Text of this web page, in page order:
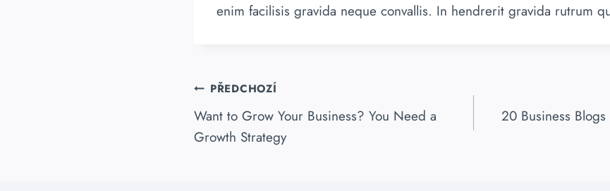
enim facilisis gravida neque convallis. In hendrerit gravida rutrum
Navigace
pro
příspěvek
PŘEDCHOZÍ
Want to Grow Your Business? You Need a
Growth Strategy
20 Business